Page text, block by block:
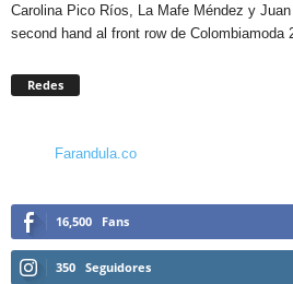
Carolina Pico Ríos, La Mafe Méndez y
second hand al front row de Colombiamoda
Redes
Farandula.co
16,500 Fans
350 Seguidores